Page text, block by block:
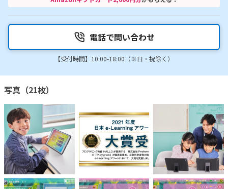
電話で問い合わせ
【受付時間】10:00-18:00（※日・祝除く）
写真（21枚）